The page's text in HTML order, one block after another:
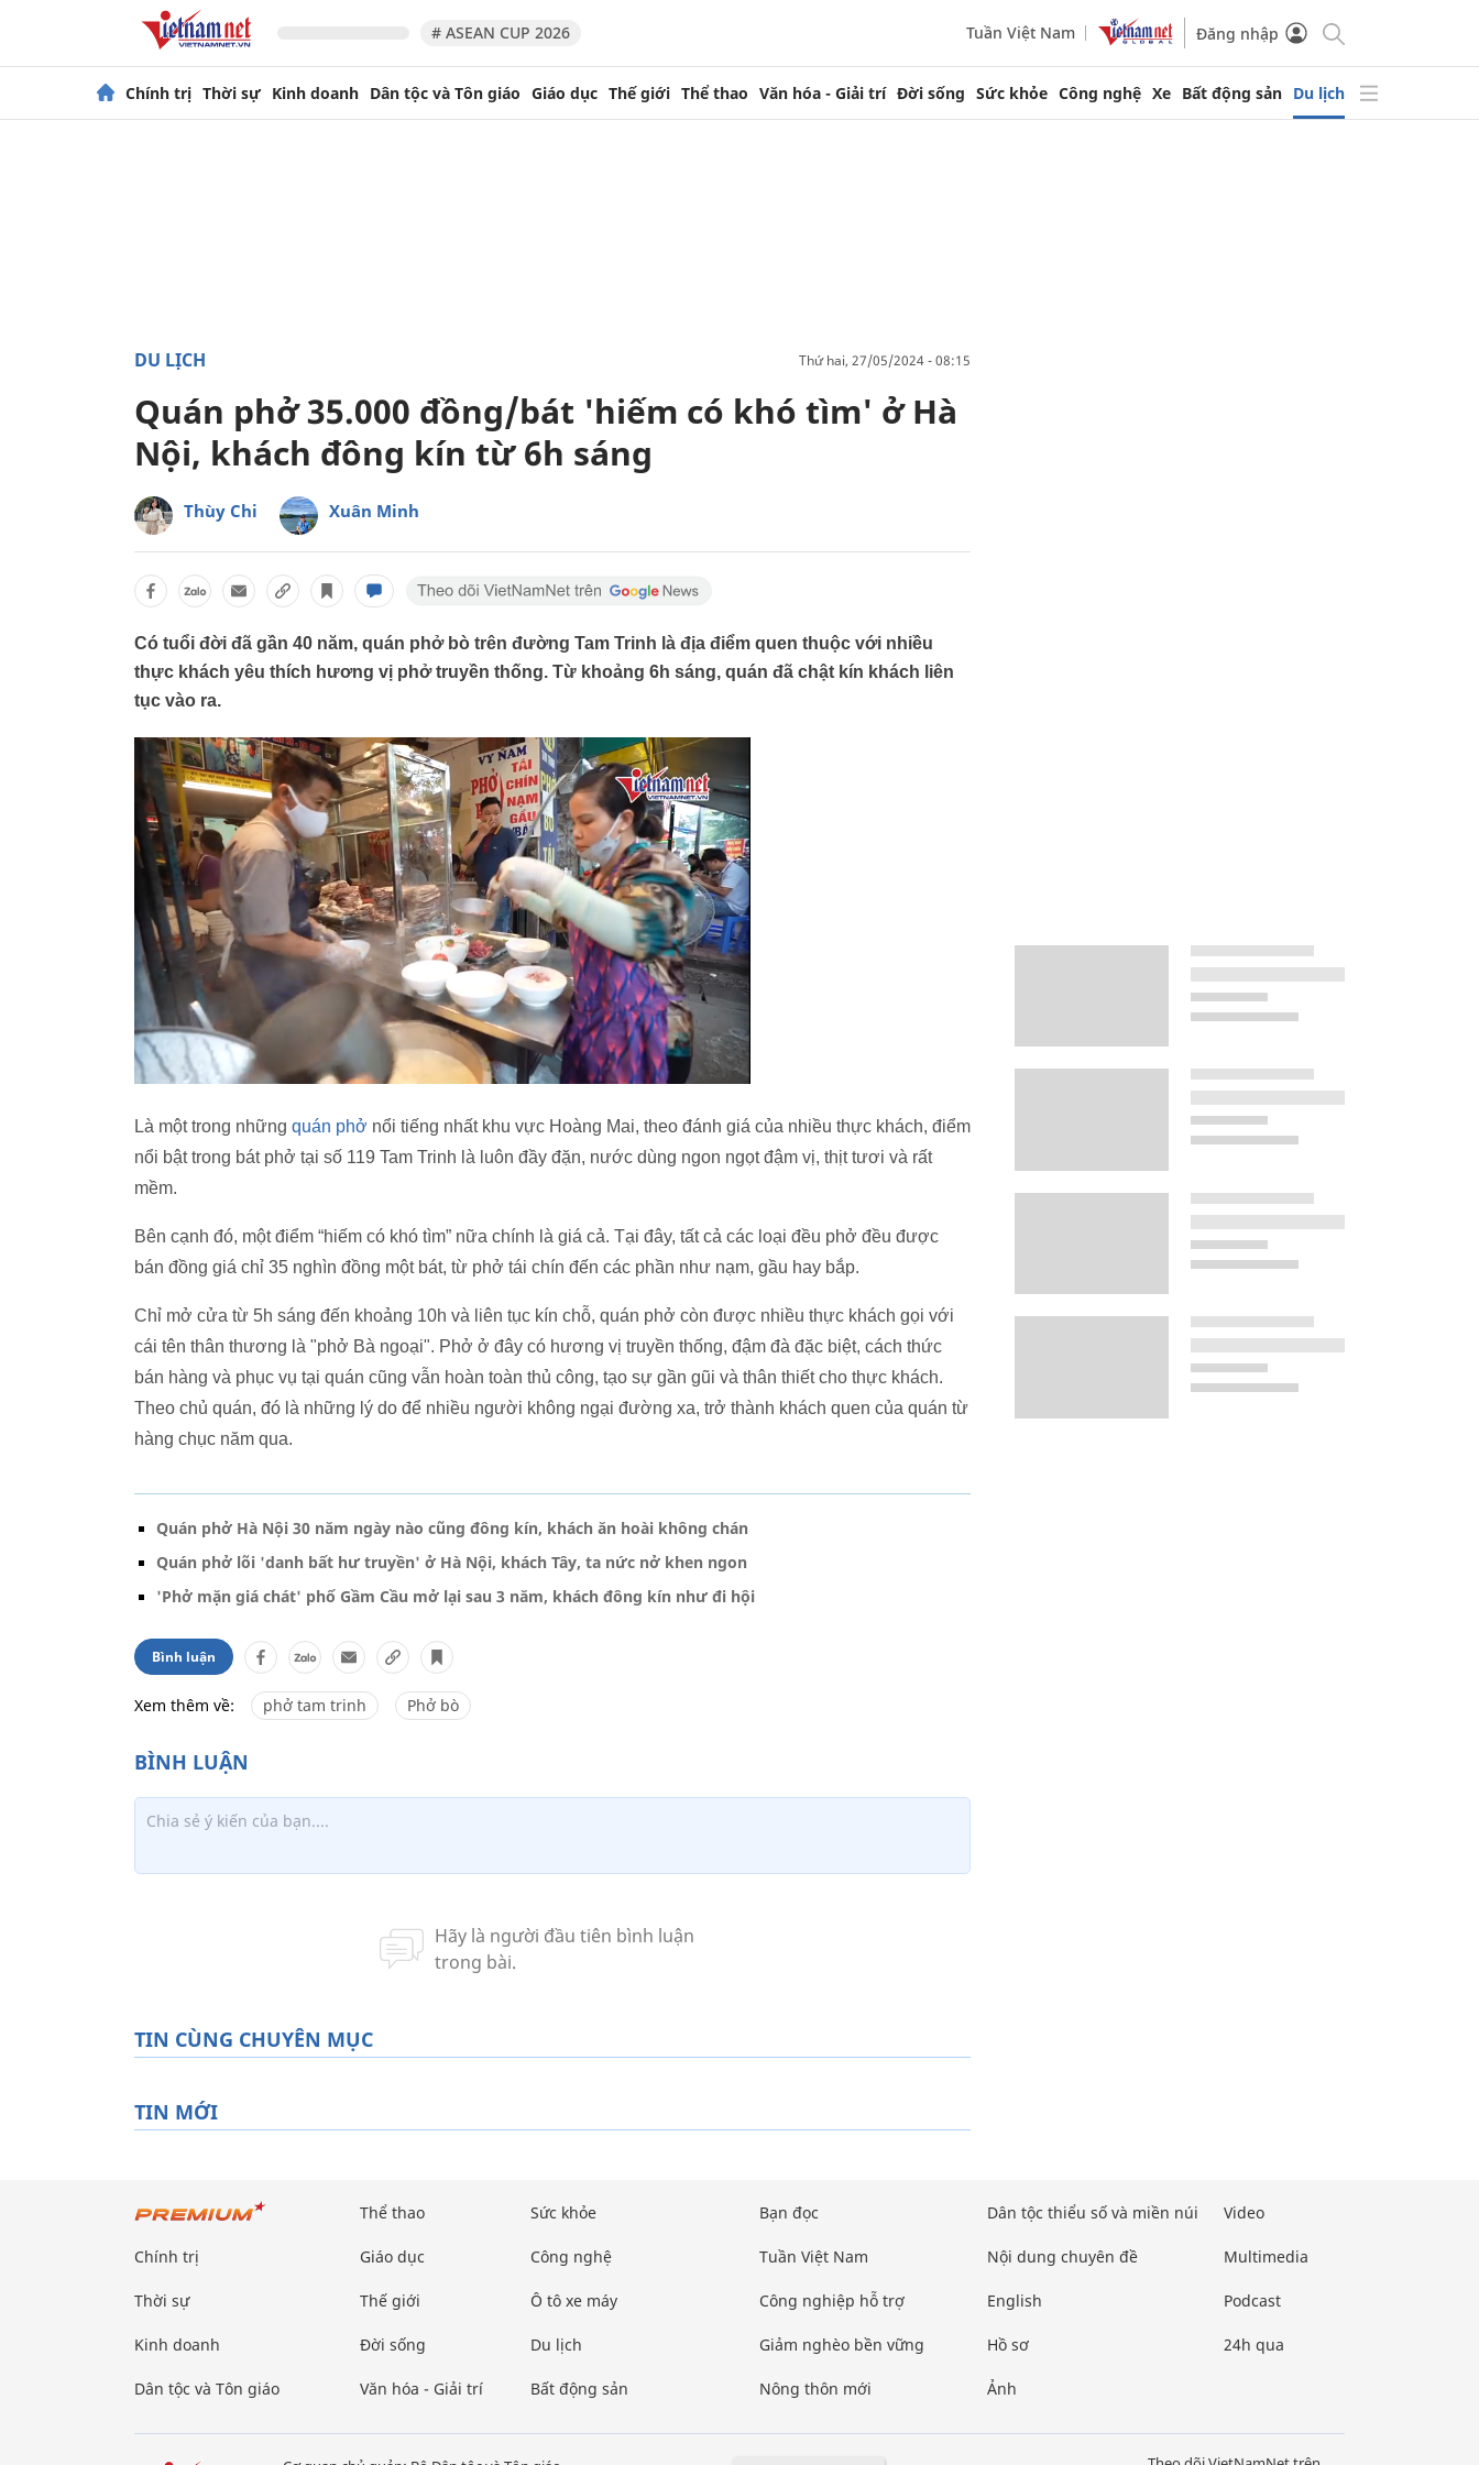
# ASEAN CUP 2026 Tuần Việt Nam Đăng nhập
Chính trị Thời sự Kinh doanh Dân tộc và Tôn giáo Giáo dục Thế giới Thể thao Văn hóa - Giải trí Đời sống Sức khỏe Công nghệ Xe Bất động sản Du lịch
DU LỊCH thứ hai, 27/05/2024 - 08:15
Quán phở 35.000 đồng/bát 'hiếm có khó tìm' ở Hà
Nội, khách đông kín từ 6h sáng
Thùy Chi Xuân Minh
Có tuổi đời đã gần 40 năm, quán phở bò trên đường Tam Trinh là địa điểm quen thuộc với nhiều
thực khách yêu thích hương vị phở truyền thống. Từ khoảng 6h sáng, quán đã chật kín khách liên
tục vào ra.
Là một trong những quán phở nổi tiếng nhất khu vực Hoàng Mai, theo đánh giá của nhiều thực khách, điểm
nổi bật trong bát phở tại số 119 Tam Trinh là luôn đầy đặn, nước dùng ngon ngọt đậm vị, thịt tươi và rất
mềm.
Bên cạnh đó, một điểm “hiếm có khó tìm” nữa chính là giá cả. Tại đây, tất cả các loại đều phở đều được
bán đồng giá chỉ 35 nghìn đồng một bát, từ phở tái chín đến các phần như nạm, gầu hay bắp.
Chỉ mở cửa từ 5h sáng đến khoảng 10h và liên tục kín chỗ, quán phở còn được nhiều thực khách gọi với
cái tên thân thương là "phở Bà ngoại". Phở ở đây có hương vị truyền thống, đậm đà đặc biệt, cách thức
bán hàng và phục vụ tại quán cũng vẫn hoàn toàn thủ công, tạo sự gần gũi và thân thiết cho thực khách.
Theo chủ quán, đó là những lý do để nhiều người không ngại đường xa, trở thành khách quen của quán từ
hàng chục năm qua.
Quán phở Hà Nội 30 năm ngày nào cũng đông kín, khách ăn hoài không chán
Quán phở lõi 'danh bất hư truyền' ở Hà Nội, khách Tây, ta nức nở khen ngon
'Phở mặn giá chát' phố Gầm Cầu mở lại sau 3 năm, khách đông kín như đi hội
Bình luận
Xem thêm về: phở tam trinh Phở bò
TIN CÙNG CHUYÊN MỤC
TIN MỚI
Chính trị
Thời sự
Kinh doanh
Dân tộc và Tôn giáo
Thể thao
Giáo dục
Thế giới
Đời sống
Văn hóa - Giải trí
Sức khỏe
Công nghệ
Ô tô xe máy
Du lịch
Bất động sản
Bạn đọc
Tuần Việt Nam
Công nghiệp hỗ trợ
Giảm nghèo bền vững
Nông thôn mới
Dân tộc thiểu số và miền núi
Nội dung chuyên đề
English
Hồ sơ
Ảnh
Video
Multimedia
Podcast
24h qua